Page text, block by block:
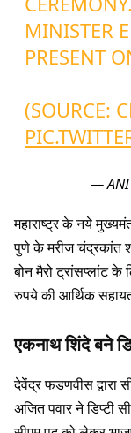
MINISTER
PRESENT
(SOURCE:
— ANI
महाराष्ट्र के नये
पुणे के मरीज चंद्रकांत
बोन मैरो ट्रांसप्लांट
रुपये की आर्थिक
एकनाथ शिंदे बने
देवेंद्र फडणवीस
अजित पवार ने डिप्टी